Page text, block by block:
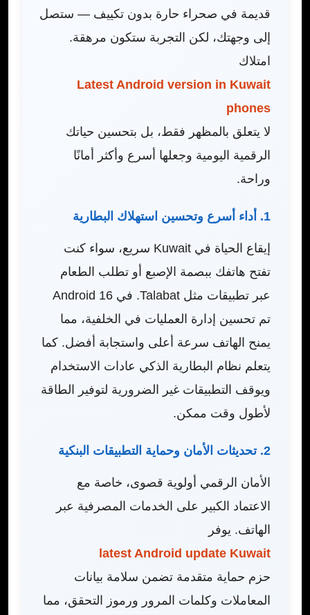
قديمة في صحراء حارة بدون تكييف — ستصل
إلى وجهتك، لكن التجربة ستكون مرهقة.
امتلاك
Latest Android version in Kuwait
phones
لا يتعلق بالمظهر فقط، بل بتحسين حياتك
الرقمية اليومية وجعلها أسرع وأكثر أمانًا
وراحة.
1. أداء أسرع وتحسين استهلاك البطارية
إيقاع الحياة في Kuwait سريع، سواء كنت
تفتح هاتفك ببصمة الإصبع أو تطلب الطعام
عبر تطبيقات مثل Talabat. في Android 16
تم تحسين إدارة العمليات في الخلفية، مما
يمنح الهاتف سرعة أعلى واستجابة أفضل. كما
يتعلم نظام البطارية الذكي عادات الاستخدام
ويوقف التطبيقات غير الضرورية لتوفير الطاقة
لأطول وقت ممكن.
2. تحديثات الأمان وحماية التطبيقات البنكية
الأمان الرقمي أولوية قصوى، خاصة مع
الاعتماد الكبير على الخدمات المصرفية عبر
الهاتف. يوفر
latest Android update Kuwait
حزم حماية متقدمة تضمن سلامة بيانات
المعاملات وكلمات المرور ورموز التحقق، مما